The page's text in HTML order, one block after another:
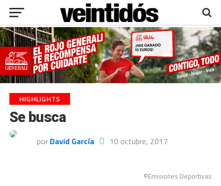
HIGHLIGHTS
Se busca
por David García 10 octubre, 2017
©Emisiones Deportivas